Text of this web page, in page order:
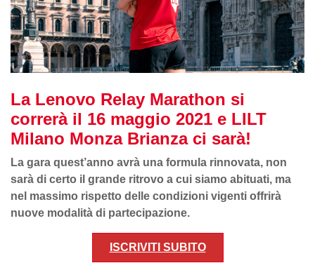
La Lenovo Relay Marathon si
correrà il 16 maggio 2021 e LILT
Milano Monza Brianza ci sarà!
La gara quest’anno avrà una formula rinnovata, non
sarà di certo il grande ritrovo a cui siamo abituati, ma
nel massimo rispetto delle condizioni vigenti offrirà
nuove modalità di partecipazione.
ISCRIVITI SUBITO